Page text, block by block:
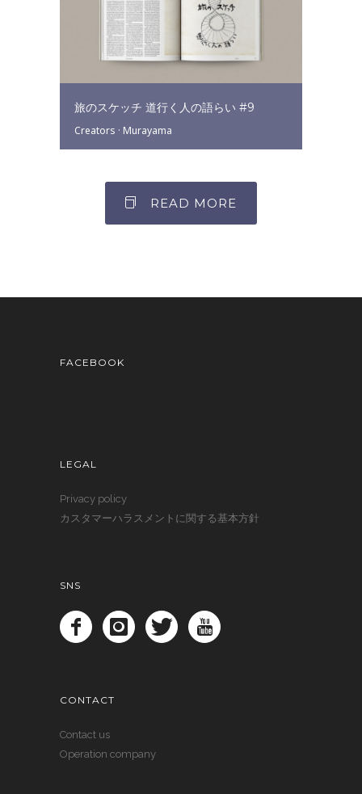
旅のスケッチ 道行く人の語らい #9
Creators · Murayama
READ MORE
FACEBOOK
LEGAL
Privacy policy
カスタマーハラスメントに関する基本方針
SNS
CONTACT
Contact us
Operation company